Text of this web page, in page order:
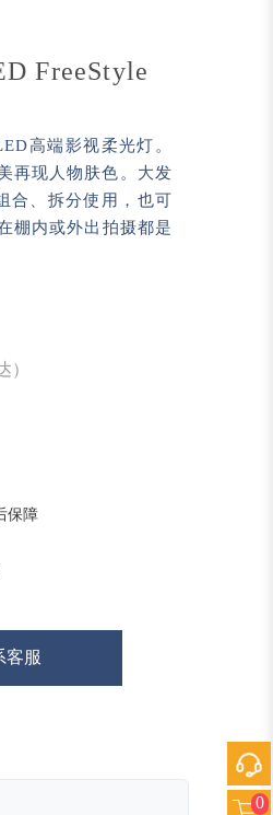
FreeStyle
高端影视柔光灯。
再现人物肤色。大发
、拆分使用，也可
棚内或外出拍摄都是
）
保障
客服
0